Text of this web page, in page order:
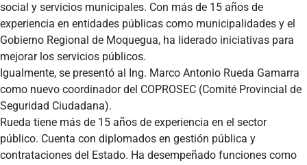
social y servicios municipales. Con más de 15 años de
experiencia en entidades públicas como municipalidades y el
Gobierno Regional de Moquegua, ha liderado iniciativas para
mejorar los servicios públicos.
Igualmente, se presentó al Ing. Marco Antonio Rueda Gamarra
como nuevo coordinador del COPROSEC (Comité Provincial de
Seguridad Ciudadana).
Rueda tiene más de 15 años de experiencia en el sector
público. Cuenta con diplomados en gestión pública y
contrataciones del Estado. Ha desempeñado funciones como